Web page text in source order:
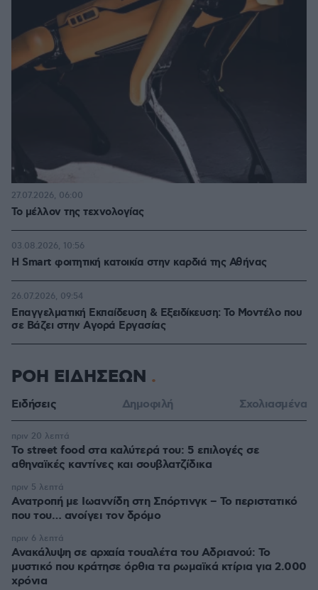
Το μέλλον της τεχνολογίας
27.07.2026, 06:00
Η Smart φοιτητική κατοικία στην καρδιά της Αθήνας
03.08.2026, 10:56
Επαγγελματική Εκπαίδευση & Εξειδίκευση: Το Mοντέλο που
σε Bάζει στην Aγορά Eργασίας
26.07.2026, 09:54
ΡΟΗ ΕΙΔΗΣΕΩΝ
Ειδήσεις Δημοφιλή Σχολιασμένα
Το street food στα καλύτερά του: 5 επιλογές σε
αθηναϊκές καντίνες και σουβλατζίδικα
πριν 20 λεπτά
Ανατροπή με Ιωαννίδη στη Σπόρτινγκ – Το περιστατικό
που του… ανοίγει τον δρόμο
πριν 5 λεπτά
Ανακάλυψη σε αρχαία τουαλέτα του Αδριανού: Το
μυστικό που κράτησε όρθια τα ρωμαϊκά κτίρια για 2.000
χρόνια
πριν 6 λεπτά